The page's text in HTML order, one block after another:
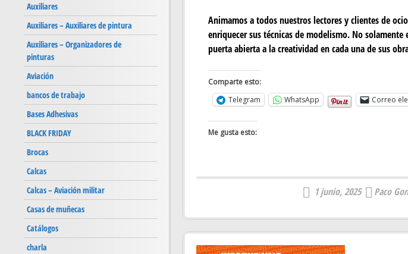
Animamos a todos nuestros lectores y clientes de
enriquecer sus técnicas de modelismo. No
puerta abierta a la creatividad en cada una de sus
Comparte esto:
Telegram
WhatsApp Correo
Me gusta esto:
1 junio, 2025 Paco
Auxiliares
Auxiliares – Auxiliares de pintura
Auxiliares – Organizadores de
pinturas
Aviación
bancos de trabajo
Bases Adhesivas
BLACK FRIDAY
Brocas
Calcas
Calcas – Aviación militar
Casas de muñecas
Catálogos
charla